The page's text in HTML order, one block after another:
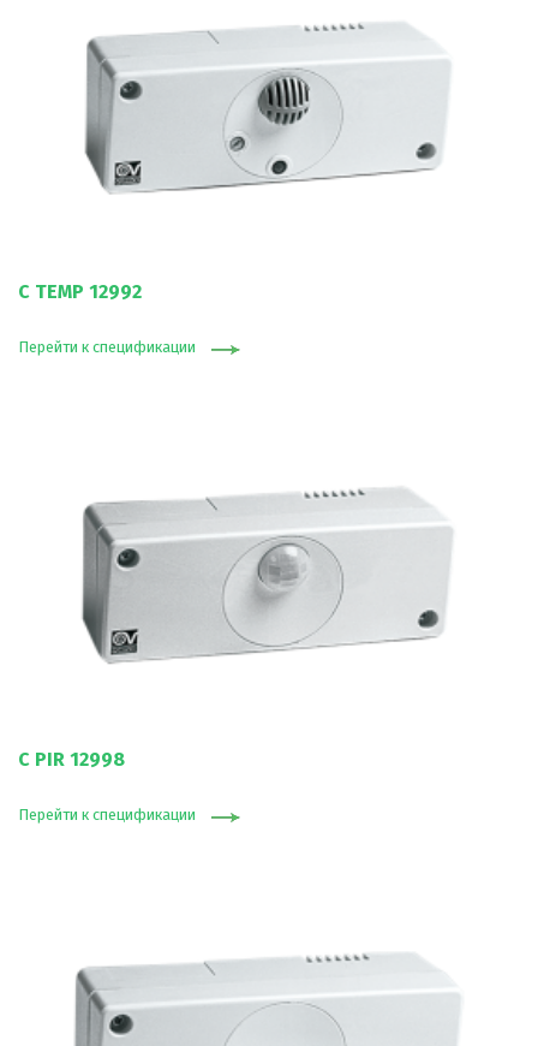
C TEMP 12992
Перейти к спецификации
C PIR 12998
Перейти к спецификации